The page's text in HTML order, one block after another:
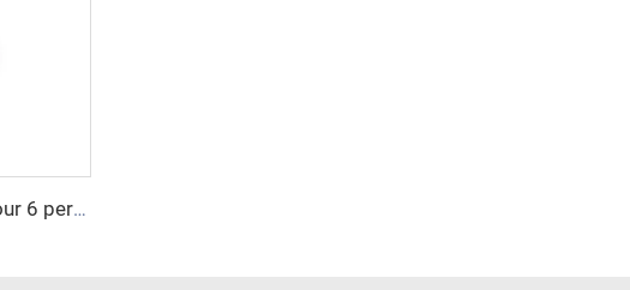
La cabine intelligente et insonorisée pour 6 personnes - série Cyspace Y PRO